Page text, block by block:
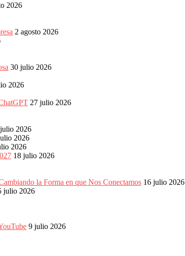
2026
2 agosto 2026
30 julio 2026
2026
27 julio 2026
2026
2026
2026
18 julio 2026
la Forma en que Nos Conectamos 16 julio 2026
julio 2026
9 julio 2026